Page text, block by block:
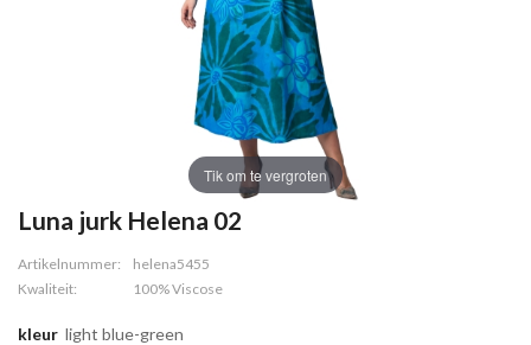
Tik om te vergroten
Luna jurk Helena 02
Artikelnummer:
helena5455
Kwaliteit:
100% Viscose
kleur light blue-green